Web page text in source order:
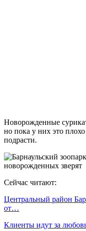
Новорожденные
но пока у них это
подрасти.
Сейчас читают:
Центральный район
от…
Клиенты идут за